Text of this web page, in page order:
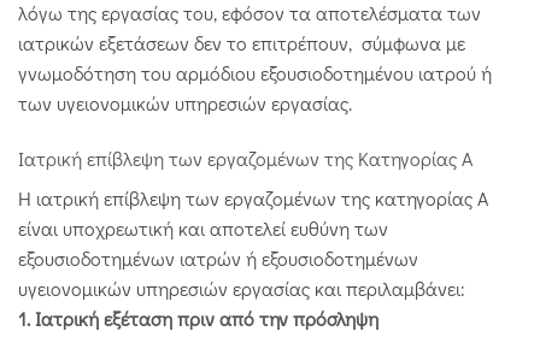
λόγω της εργασίας του, εφόσον τα αποτελέσματα των
ιατρικών εξετάσεων δεν το επιτρέπουν, σύμφωνα με
γνωμοδότηση του αρμόδιου εξουσιοδοτημένου ιατρού ή
των υγειονομικών υπηρεσιών εργασίας.
Ιατρική επίβλεψη των εργαζομένων της Κατηγορίας Α
Η ιατρική επίβλεψη των εργαζομένων της κατηγορίας Α
είναι υποχρεωτική και αποτελεί ευθύνη των
εξουσιοδοτημένων ιατρών ή εξουσιοδοτημένων
υγειονομικών υπηρεσιών εργασίας και περιλαμβάνει:
1. Ιατρική εξέταση πριν από την πρόσληψη